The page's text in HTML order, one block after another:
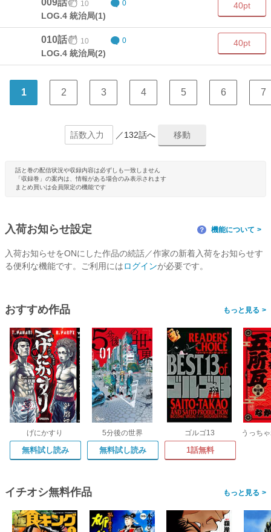
009話 10 0
LOG.4 統治局(1)
40pt
010話 10 0
LOG.4 統治局(2)
40pt
1 2 3 4 5 6 7
／132話へ
話と巻の配信状況や収録内容は必ずしも一致しません
「収録巻」の案内は、情報がある場合のみ表示されます
まとめ買いは会員限定の機能です
入荷お知らせ設定 ？ 機能について
入荷お知らせをONにした作品の続話／作家の新着入荷をお知らせす
る便利な機能です。ご利用にはログインが必要です。
おすすめ作品 >
げにかすり
無料試し読み
5分後の世界
無料試し読み
ゴルゴ13
1話無料
イチオシ無料作品 >